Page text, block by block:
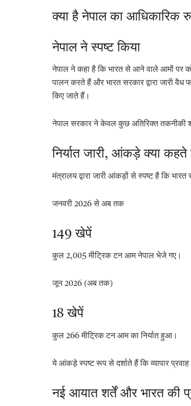
क्या है नेपाल का आधिकारिक
नेपाल ने स्पष्ट किया
नेपाल ने कहा है कि भारत से आने वाले आमों पर
पालन करते हैं और भारत सरकार द्वारा जारी
किए जाते हैं।
नेपाल सरकार ने केवल कुछ अतिरिक्त तकनीकी
निर्यात जारी, आंकड़े क्या कहते
मंत्रालय द्वारा जारी आंकड़ों से स्पष्ट है कि
जनवरी 2026 से अब तक
149 खेपें
कुल 2,005 मीट्रिक टनआम नेपाल भेजे गए।
जून2026 (अब तक)
18 खेपें
कुल 266 मीट्रिक टनआम का निर्यात हुआ।
ये आंकड़े स्पष्ट रूप से दर्शाते हैं कि व्यापार
नई आयात शर्तें और भारत की